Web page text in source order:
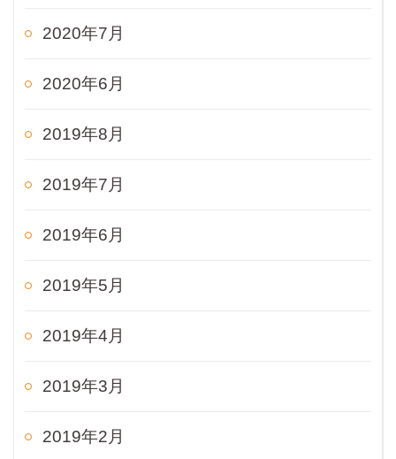
2020年7月
2020年6月
2019年8月
2019年7月
2019年6月
2019年5月
2019年4月
2019年3月
2019年2月